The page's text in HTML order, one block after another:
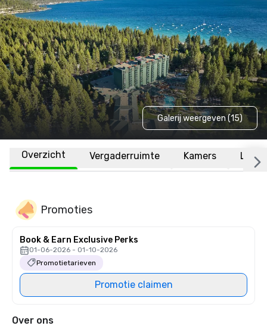
Galerij weergeven (15)
Overzicht Vergaderruimte Kamers
Promoties
Book & Earn Exclusive Perks
01-06-2026 - 01-10-2026
Promotietarieven
Promotie claimen
Over ons